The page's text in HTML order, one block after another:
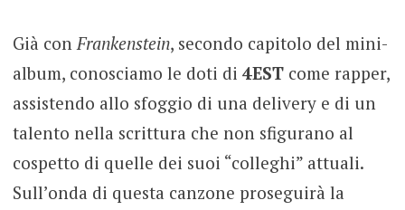
Già conFrankenstein, secondo capitolo del mini-
album, conosciamo le doti di 4ESTcome rapper,
assistendo allo sfoggio di una delivery e di un
talento nella scrittura che non sfigurano al
cospetto di quelle dei suoi “colleghi” attuali.
Sull’onda di questa canzone proseguirà la